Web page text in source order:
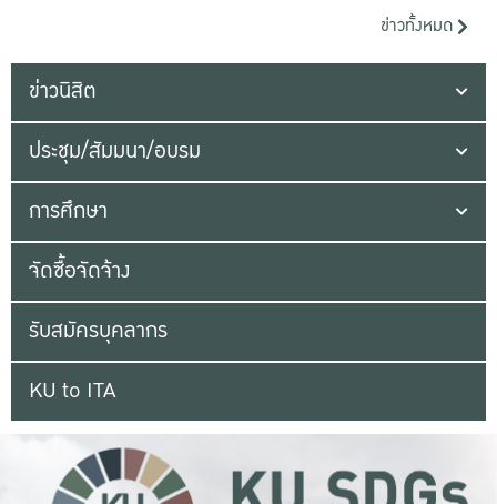
ข่าวทั้งหมด
ข่าวนิสิต
ประชุม/สัมมนา/อบรม
การศึกษา
จัดซื้อจัดจ้าง
รับสมัครบุคลากร
KU to ITA